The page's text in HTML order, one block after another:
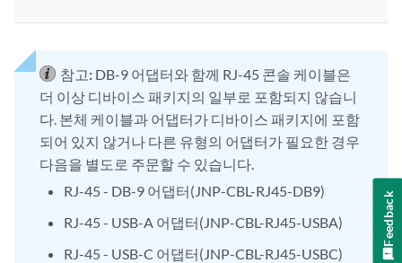
참고: DB-9 어댑터와 함께 RJ-45 콘솔 케이블은
더 이상 디바이스 패키지의 일부로 포함되지 않습니
다. 본체 케이블과 어댑터가 디바이스 패키지에 포함
되어 있지 않거나 다른 유형의 어댑터가 필요한 경우
다음을 별도로 주문할 수 있습니다.
RJ-45 - DB-9 어댑터(JNP-CBL-RJ45-DB9)
RJ-45 - USB-A 어댑터(JNP-CBL-RJ45-USBA)
RJ-45 - USB-C 어댑터(JNP-CBL-RJ45-USBC)
Feedback